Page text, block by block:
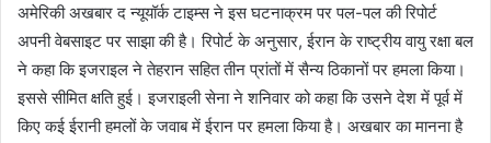
अमेरिकी अखबार द न्यूयॉर्क टाइम्स ने इस घटनाक्रम पर पल-पल की रिपोर्ट
अपनी वेबसाइट पर साझा की है। रिपोर्ट के अनुसार, ईरान के राष्ट्रीय वायु रक्षा बल
ने कहा कि इजराइल ने तेहरान सहित तीन प्रांतों में सैन्य ठिकानों पर हमला किया।
इससे सीमित क्षति हुई। इजराइली सेना ने शनिवार को कहा कि उसने देश में पूर्व में
किए कई ईरानी हमलों के जवाब में ईरान पर हमला किया है। अखबार का मानना है